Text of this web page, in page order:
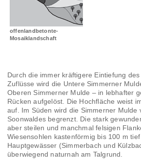
offenlandbetonte-
Mosaiklandschaft
Durch die immer kräftigere Eintiefung
Zuflüsse wird die Untere Simmerner
Oberen Simmerner Mulde – in lebhafter
Rücken aufgelöst. Die Hochfläche weist
auf. Im Süden wird die Simmerner Mulde
Soonwaldes begrenzt. Die stark
aber steilen und manchmal felsigen
Wiesensohlen kastenförmig bis 100 m
Hauptgewässer (Simmerbach und
überwiegend naturnah am Talgrund.